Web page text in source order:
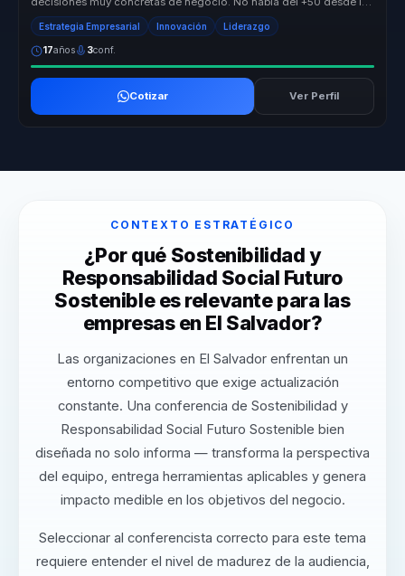
nostalgia, sin...
Estrategia Empresarial Innovación Liderazgo
17años 3conf.
Cotizar Ver Perfil
CONTEXTO ESTRATÉGICO
¿Por qué Sostenibilidad y
Responsabilidad Social Futuro
Sostenible es relevante para las
empresas en El Salvador?
Las organizaciones en El Salvador enfrentan un
entorno competitivo que exige actualización
constante. Una conferencia de Sostenibilidad y
Responsabilidad Social Futuro Sostenible bien
diseñada no solo informa — transforma la perspectiva
del equipo, entrega herramientas aplicables y genera
impacto medible en los objetivos del negocio.
Seleccionar al conferencista correcto para este tema
requiere entender el nivel de madurez de la audiencia,